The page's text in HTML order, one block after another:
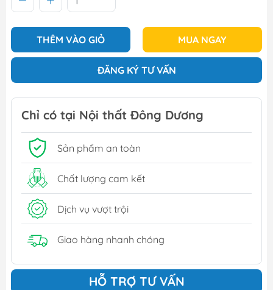
THÊM VÀO GIỎ MUA NGAY
ĐĂNG KÝ TƯ VẤN
Chỉ có tại Nội thất Đông Dương
Sản phẩm an toàn
Chất lượng cam kết
Dịch vụ vượt trội
Giao hàng nhanh chóng
HỖ TRỢ TƯ VẤN